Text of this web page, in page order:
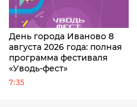
День города Иваново 8
августа 2026 года: полная
программа фестиваля
«Уводь-фест»
7:35